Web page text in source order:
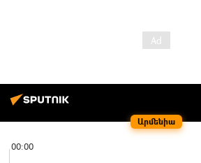
Արմենիա
00:00